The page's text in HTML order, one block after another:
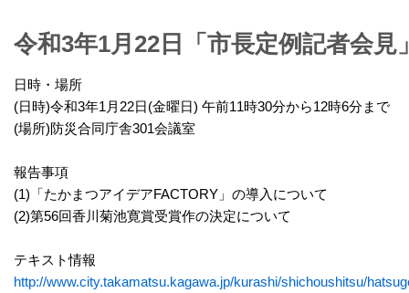
令和3年1月22日「市長定例記者会見
日時・場所
(日時)令和3年1月22日(金曜日) 午前11時30分から12時6分まで
(場所)防災合同庁舎301会議室
報告事項
(1)「たかまつアイデアFACTORY」の導入について
(2)第56回香川菊池寛賞受賞作の決定について
テキスト情報
http://www.city.takamatsu.kagawa.jp/kurashi/shichoushitsu/